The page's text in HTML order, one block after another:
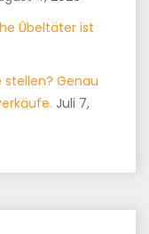
Übeltäter ist
stellen? Genau
Juli 7,